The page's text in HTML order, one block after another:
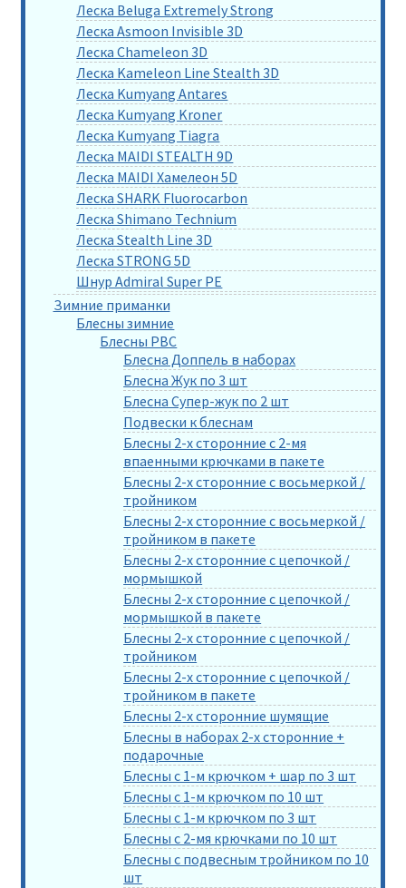
Леска Beluga Extremely Strong
Леска Asmoon Invisible 3D
Леска Chameleon 3D
Леска Kameleon Line Stealth 3D
Леска Kumyang Antares
Леска Kumyang Kroner
Леска Kumyang Tiagra
Леска MAIDI STEALTH 9D
Леска MAIDI Хамелеон 5D
Леска SHARK Fluorocarbon
Леска Shimano Technium
Леска Stealth Line 3D
Леска STRONG 5D
Шнур Admiral Super PE
Зимние приманки
Блесны зимние
Блесны РВС
Блесна Доппель в наборах
Блесна Жук по 3 шт
Блесна Супер-жук по 2 шт
Подвески к блеснам
Блесны 2-х сторонние с 2-мя
впаенными крючками в пакете
Блесны 2-х сторонние с восьмеркой /
тройником
Блесны 2-х сторонние с восьмеркой /
тройником в пакете
Блесны 2-х сторонние с цепочкой /
мормышкой
Блесны 2-х сторонние с цепочкой /
мормышкой в пакете
Блесны 2-х сторонние с цепочкой /
тройником
Блесны 2-х сторонние с цепочкой /
тройником в пакете
Блесны 2-х сторонние шумящие
Блесны в наборах 2-х сторонние +
подарочные
Блесны с 1-м крючком + шар по 3 шт
Блесны с 1-м крючком по 10 шт
Блесны с 1-м крючком по 3 шт
Блесны с 2-мя крючками по 10 шт
Блесны с подвесным тройником по 10
шт